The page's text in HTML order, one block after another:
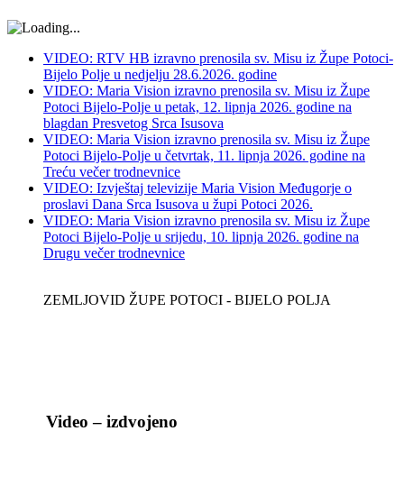
VIDEO: RTV HB izravno prenosila sv. Misu iz Župe Potoci-
Bijelo Polje u nedjelju 28.6.2026. godine
VIDEO: Maria Vision izravno prenosila sv. Misu iz Župe
Potoci Bijelo-Polje u petak, 12. lipnja 2026. godine na
blagdan Presvetog Srca Isusova
VIDEO: Maria Vision izravno prenosila sv. Misu iz Župe
Potoci Bijelo-Polje u četvrtak, 11. lipnja 2026. godine na
Treću večer trodnevnice
VIDEO: Izvještaj televizije Maria Vision Međugorje o
proslavi Dana Srca Isusova u župi Potoci 2026.
VIDEO: Maria Vision izravno prenosila sv. Misu iz Župe
Potoci Bijelo-Polje u srijedu, 10. lipnja 2026. godine na
Drugu večer trodnevnice
ZEMLJOVID ŽUPE POTOCI - BIJELO POLJA
Video – izdvojeno